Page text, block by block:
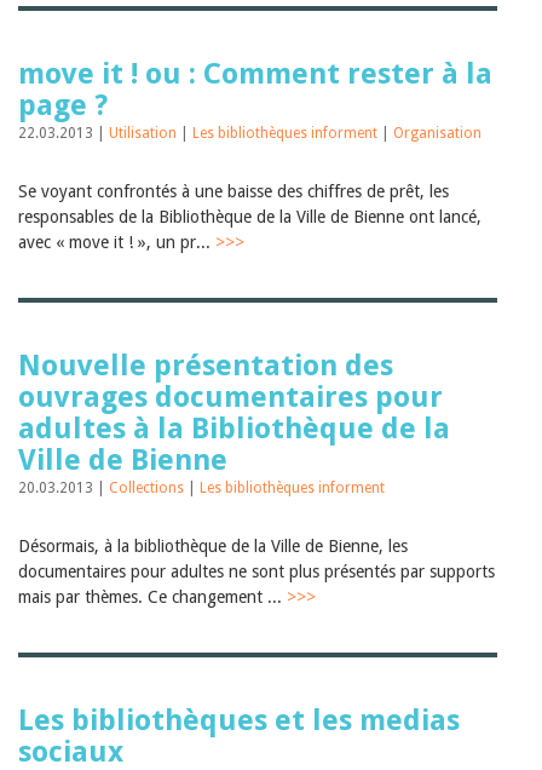
2017
2016
2015
2012
move it ! ou : Comment rester à la
page ?
22.03.2013 | Utilisation Les bibliothèques informent Organisation
Se voyant confrontés à une baisse des chiffres de prêt, les
responsables de la Bibliothèque de la Ville de Bienne ont lancé,
avec « move it ! », un pr... >>>
Nouvelle présentation des
ouvrages documentaires pour
adultes à la Bibliothèque de la
Ville de Bienne
20.03.2013 | Collections Les bibliothèques informent
Désormais, à la bibliothèque de la Ville de Bienne, les
documentaires pour adultes ne sont plus présentés par supports
mais par thèmes. Ce changement ... >>>
Les bibliothèques et les medias
sociaux